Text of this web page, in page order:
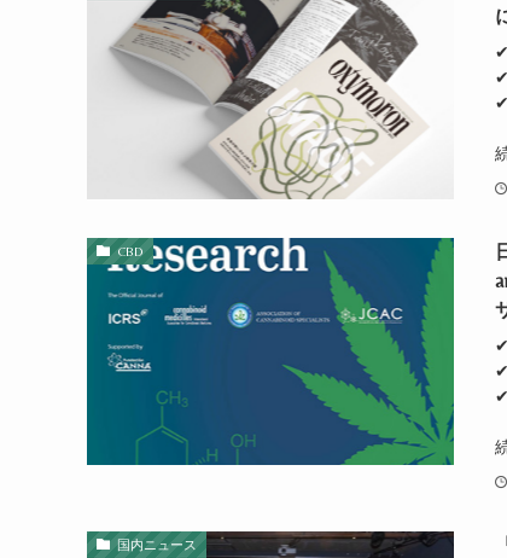
CBD
国内ニュース